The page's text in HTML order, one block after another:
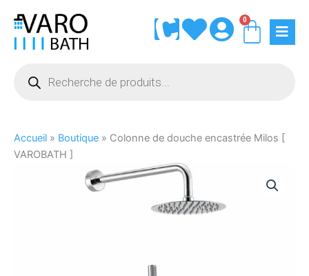
contenu
0
produits
Accueil » Boutique » Colonne de douche encastrée Milos [
VAROBATH ]